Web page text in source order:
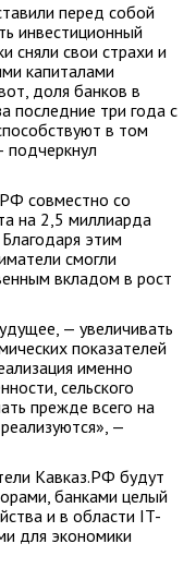
перед собой
инвестиционный
сняли свои страхи и
капиталами
доля банков в
последние три года с
в том
подчеркнул
совместно со
на 2,5 миллиарда
этим
смогли
вкладом в рост
— увеличивать
показателей
именно
сельского
прежде всего на
—
Кавказ.РФ будут
банками целый
и в области IT-
для экономики